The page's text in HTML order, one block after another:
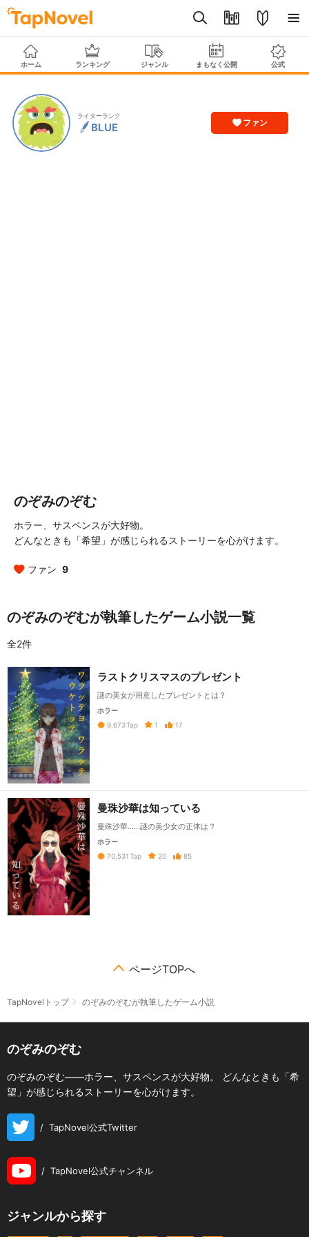
ホーム ランキング ジャンル まもなく公開 公式
ライターランク
BLUE ファン
のぞみのぞむ
ホラー、サスペンスが大好物。
どんなときも「希望」が感じられるストーリーを心がけます。
ファン 9
のぞみのぞむが執筆したゲーム小説一覧
全2件
ラストクリスマスのプレゼント
謎の美女が用意したプレゼントとは？
ホラー
9,673Tap 1 17
曼珠沙華は知っている
曼殊沙華……謎の美少女の正体は？
ホラー
70,531 Tap 20 85
ページTOPへ
TapNovelトップ のぞみのぞむが執筆したゲーム小説
のぞみのぞむ
のぞみのぞむ――ホラー、サスペンスが大好物。 どんなときも「希
望」が感じられるストーリーを心がけます。
/ TapNovel公式Twitter
/ TapNovel公式チャンネル
ジャンルから探す